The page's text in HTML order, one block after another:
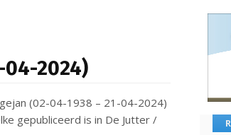
04-2024)
(02-04-1938 – 21-04-2024)
gepubliceerd is in De Jutter /